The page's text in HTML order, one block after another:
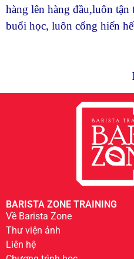
hàng lên hàng đầu,luôn
buổi học, luôn cống hiến
BARISTA ZONE TRAINING
Về Barista Zone
Thư viện ảnh
Liên hệ